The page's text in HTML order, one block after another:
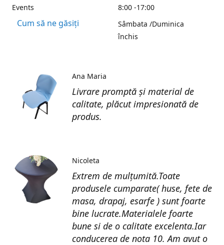
Events
Cum să ne găsiți
8:00 -17:00
Sâmbata /Duminica
închis
Livrare promptă și material de
calitate, plăcut impresionată de
produs.
Ana Maria
Extrem de mulțumită.Toate
produsele cumparate( huse, fete de
masa, drapaj, esarfe ) sunt foarte
bine lucrate.Materialele foarte
bune si de o calitate excelenta.Iar
conducerea de nota 10. Am avut o
Nicoleta